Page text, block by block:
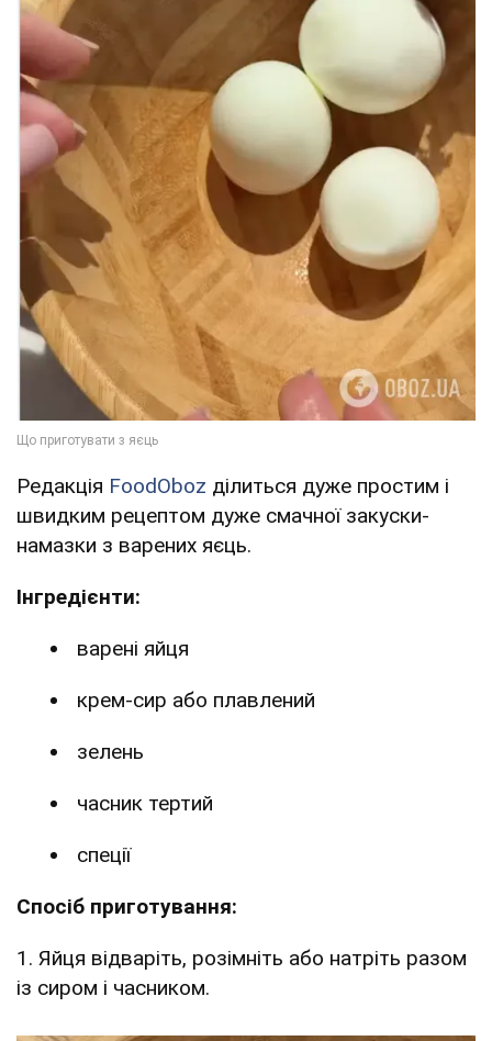
Редакція FoodOboz ділиться дуже простим і
швидким рецептом дуже смачної закуски-
намазки з варених яєць.
Інгредієнти:
варені яйця
крем-сир або плавлений
зелень
часник тертий
спеції
Спосіб приготування:
1. Яйця відваріть, розімніть або натріть разом
із сиром і часником.